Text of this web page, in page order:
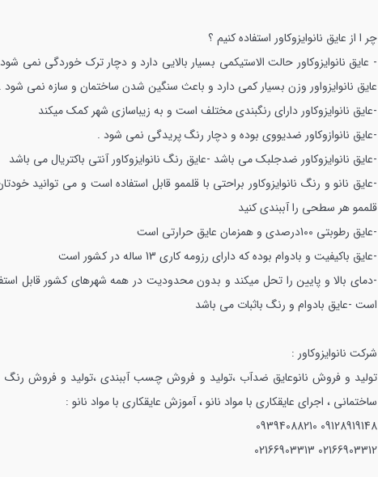
چر ا از عایق نانوایزوکاور استفاده کنیم ؟
- عایق نانوایزوکاور حالت الاستیکمی بسیار بالایی دارد و دچار ترک خوردگی نمی
عایق نانوایزواور وزن بسیار کمی دارد و باعث سنگین شدن ساختمان و سازه نمی شود
-عایق نانوایزوکاور دارای رنگبندی مختلف است و به زیباسازی شهر کمک میکند
-عایق نانوازوکاور ضدیووی بوده و دچار رنگ پریدگی نمی شود .
-عایق نانوایزوکاور ضدجلبک می باشد -عایق رنگ نانوایزوکاور آنتی باکتریال می باشد
-عایق نانو و رنگ نانوایزوکاور براحتی با قلممو قابل استفاده است و می توانید
قلممو هر سطحی را آببندی کنید
-عایق رطوبتی 100درصدی و همزمان عایق حرارتی است
-عایق باکیفیت و بادوام بوده که دارای رزومه کاری 13 ساله در کشور است
-دمای بالا و پایین را تحل میکند و بدون محدودیت در همه شهرهای کشور قابل
است -عایق بادوام و رنگ باثبات می باشد
شرکت نانوایزوکاور :
تولید و فروش نانوعایق ضدآب ،تولید و فروش چسب آببندی ،تولید و فروش رنگ
ساختمانی ، اجرای عایقکاری با مواد نانو ، آموزش عایقکاری با مواد نانو :
09128919148
02166903312